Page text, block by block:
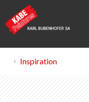
Inspiration